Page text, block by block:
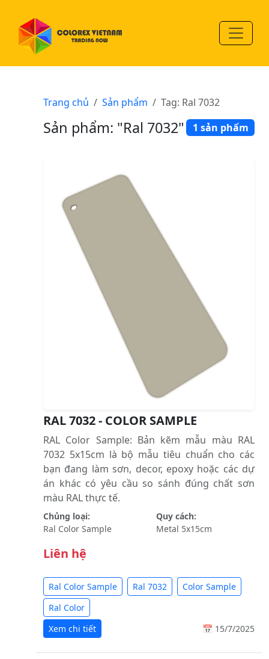
Trang chủ Sản phẩm Tag: Ral 7032
Sản phẩm: "Ral 7032" 1 sản phẩm
RAL 7032 - COLOR SAMPLE
RAL Color Sample: Bản kẽm mẫu màu RAL
7032 5x15cm là bộ mẫu tiêu chuẩn cho các
bạn đang làm sơn, decor, epoxy hoặc các dự
án khác có yêu cầu so sánh đúng chất sơn
màu RAL thực tế.
Chủng loại:
Ral Color Sample
Quy cách:
Metal 5x15cm
Liên hệ
Ral Color Sample Ral 7032
Color Sample
Ral Color
Xem chi tiết
📅 15/7/2025